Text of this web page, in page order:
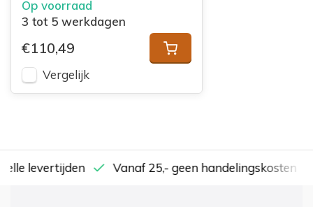
Roze
Op voorraad
3 tot 5 werkdagen
€110,49
Vergelijk
levertijden Vanaf 25,- geen handelingskosten